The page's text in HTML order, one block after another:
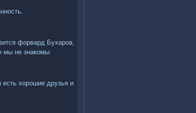
форвард Бухаров,
мы не знакомы.
хорошие друзья и